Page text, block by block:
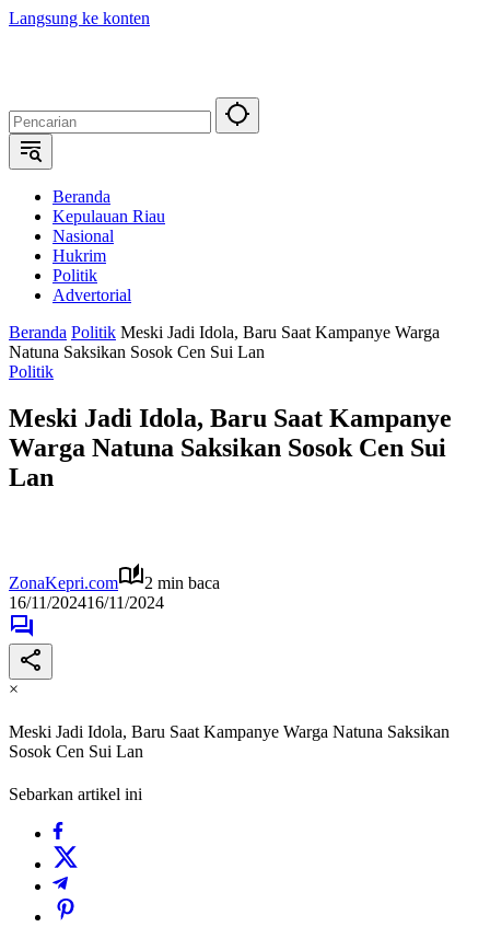
Langsung ke konten
Beranda
Kepulauan Riau
Nasional
Hukrim
Politik
Advertorial
Beranda Politik Meski Jadi Idola, Baru Saat Kampanye Warga
Natuna Saksikan Sosok Cen Sui Lan
Politik
Meski Jadi Idola, Baru Saat Kampanye
Warga Natuna Saksikan Sosok Cen Sui
Lan
ZonaKepri.com
2 min baca
16/11/202416/11/2024
×
Meski Jadi Idola, Baru Saat Kampanye Warga Natuna Saksikan
Sosok Cen Sui Lan
Sebarkan artikel ini